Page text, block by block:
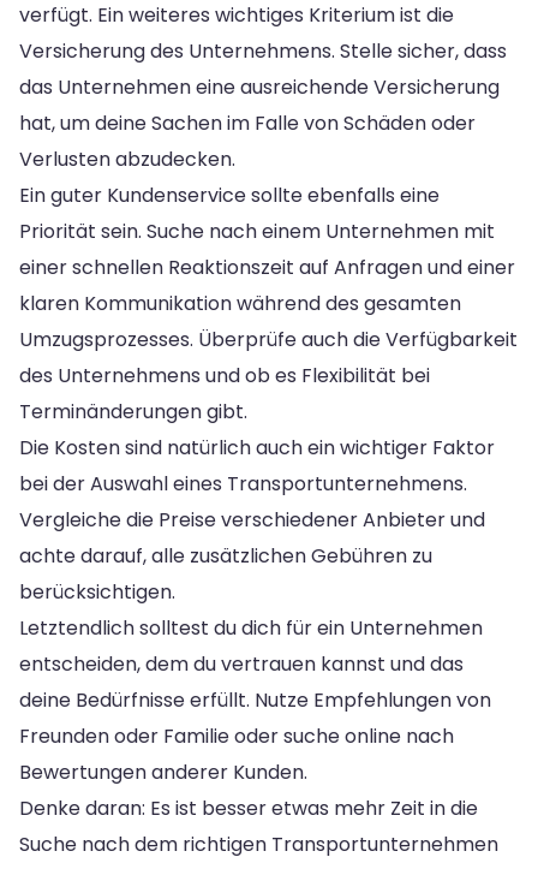
verfügt. Ein weiteres wichtiges Kriterium ist die
Versicherung des Unternehmens. Stelle sicher, dass
das Unternehmen eine ausreichende Versicherung
hat, um deine Sachen im Falle von Schäden oder
Verlusten abzudecken.
Ein guter Kundenservice sollte ebenfalls eine
Priorität sein. Suche nach einem Unternehmen mit
einer schnellen Reaktionszeit auf Anfragen und einer
klaren Kommunikation während des gesamten
Umzugsprozesses. Überprüfe auch die Verfügbarkeit
des Unternehmens und ob es Flexibilität bei
Terminänderungen gibt.
Die Kosten sind natürlich auch ein wichtiger Faktor
bei der Auswahl eines Transportunternehmens.
Vergleiche die Preise verschiedener Anbieter und
achte darauf, alle zusätzlichen Gebühren zu
berücksichtigen.
Letztendlich solltest du dich für ein Unternehmen
entscheiden, dem du vertrauen kannst und das
deine Bedürfnisse erfüllt. Nutze Empfehlungen von
Freunden oder Familie oder suche online nach
Bewertungen anderer Kunden.
Denke daran: Es ist besser etwas mehr Zeit in die
Suche nach dem richtigen Transportunternehmen